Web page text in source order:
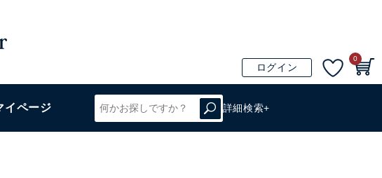
ログイン
0
イページ 詳細検索+